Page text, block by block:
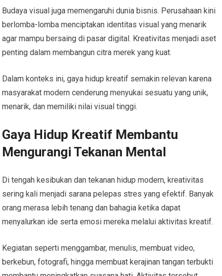
Budaya visual juga memengaruhi dunia bisnis. Perusahaan kini
berlomba-lomba menciptakan identitas visual yang menarik
agar mampu bersaing di pasar digital. Kreativitas menjadi aset
penting dalam membangun citra merek yang kuat.
Dalam konteks ini, gaya hidup kreatif semakin relevan karena
masyarakat modern cenderung menyukai sesuatu yang unik,
menarik, dan memiliki nilai visual tinggi.
Gaya Hidup Kreatif Membantu
Mengurangi Tekanan Mental
Di tengah kesibukan dan tekanan hidup modern, kreativitas
sering kali menjadi sarana pelepas stres yang efektif. Banyak
orang merasa lebih tenang dan bahagia ketika dapat
menyalurkan ide serta emosi mereka melalui aktivitas kreatif.
Kegiatan seperti menggambar, menulis, membuat video,
berkebun, fotografi, hingga membuat kerajinan tangan terbukti